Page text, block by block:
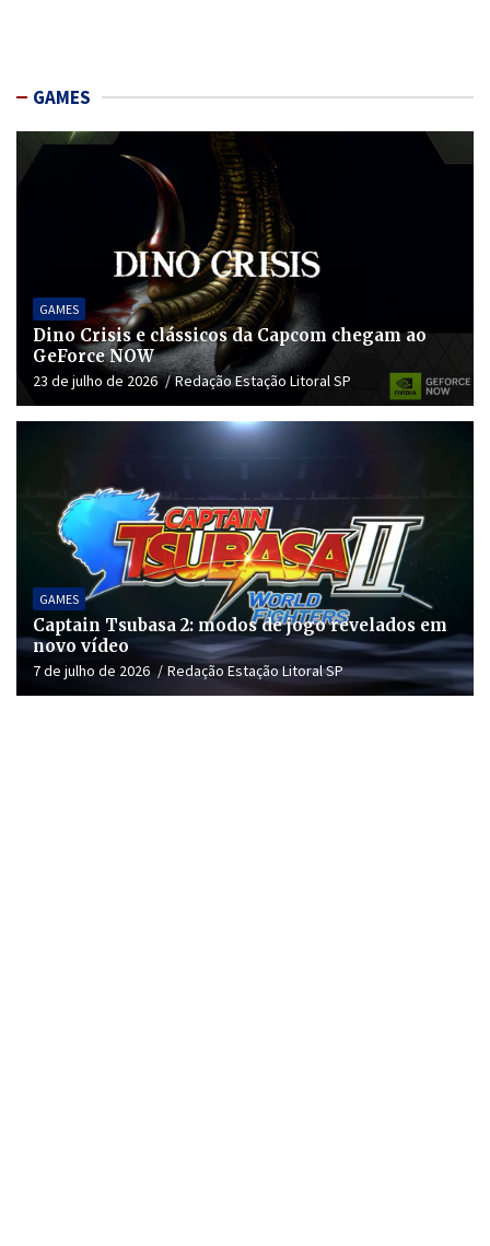
GAMES
GAMES
Dino Crisis e clássicos da Capcom chegam ao
GeForce NOW
23 de julho de 2026 Redação Estação Litoral SP
GAMES
Captain Tsubasa 2: modos de jogo revelados em
novo vídeo
7 de julho de 2026 Redação Estação Litoral SP